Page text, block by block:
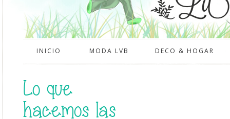
INICIO MODA LVB DECO & HOGAR
Lo que
hacemos las